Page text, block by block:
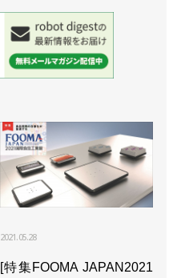
2021.05.28
[特集FOOMA JAPAN2021